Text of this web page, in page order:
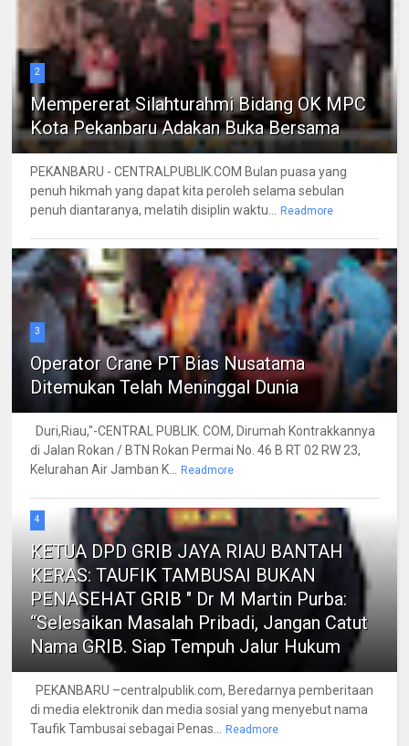
2
Mempererat Silahturahmi Bidang OK MPC
Kota Pekanbaru Adakan Buka Bersama
PEKANBARU - CENTRALPUBLIK.COM Bulan puasa yang
penuh hikmah yang dapat kita peroleh selama sebulan
penuh diantaranya, melatih disiplin waktu...
Readmore
3
Operator Crane PT Bias Nusatama
Ditemukan Telah Meninggal Dunia
Duri,Riau,"-CENTRAL PUBLIK. COM, Dirumah Kontrakkannya
di Jalan Rokan / BTN Rokan Permai No. 46 B RT 02 RW 23,
Kelurahan Air Jamban K...
Readmore
4
KETUA DPD GRIB JAYA RIAU BANTAH
KERAS: TAUFIK TAMBUSAI BUKAN
PENASEHAT GRIB " Dr M Martin Purba:
“Selesaikan Masalah Pribadi, Jangan Catut
Nama GRIB. Siap Tempuh Jalur Hukum
PEKANBARU –centralpublik.com, Beredarnya pemberitaan
di media elektronik dan media sosial yang menyebut nama
Taufik Tambusai sebagai Penas...
Readmore